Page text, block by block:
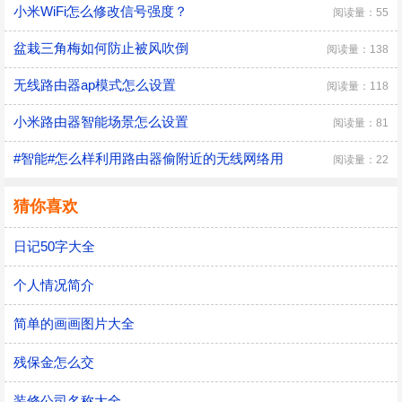
小米WiFi怎么修改信号强度？ 阅读量：55
盆栽三角梅如何防止被风吹倒 阅读量：138
无线路由器ap模式怎么设置 阅读量：118
小米路由器智能场景怎么设置 阅读量：81
#智能#怎么样利用路由器偷附近的无线网络用 阅读量：22
猜你喜欢
日记50字大全
个人情况简介
简单的画画图片大全
残保金怎么交